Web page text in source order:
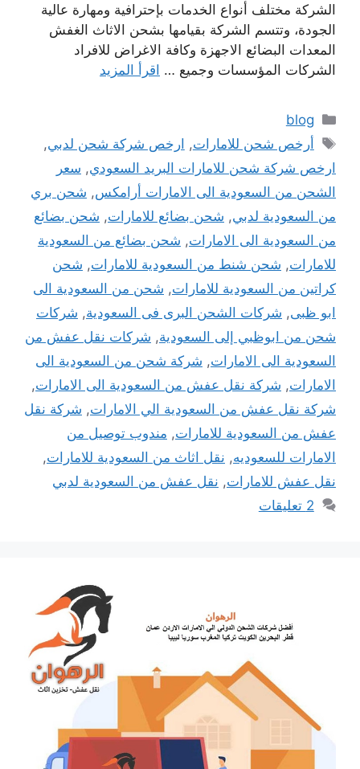
الشركة مختلف أنواع الخدمات بإحترافية ومهارة عالية
الجودة، وتتسم الشركة بقيامها بشحن الاثاث الغفش
المعدات البضائع الاجهزة وكافة الاغراض للافراد
الشركات المؤسسات وجميع … اقرأ المزيد
التصنيفات
blog
الوسوم
أرخص شحن للامارات, ارخص شركة شحن لدبي,
ارخص شركة شحن للامارات البريد السعودي, سعر
الشحن من السعودية الى الامارات أرامكس, شحن بري
من السعودية لدبي, شحن بضائع للامارات, شحن بضائع
من السعودية الى الامارات, شحن بضائع من السعودية
للامارات, شحن شنط من السعودية للامارات, شحن
كراتين من السعودية للامارات, شحن من السعودية الى
ابو ظبى, شركات الشحن البرى فى السعودية, شركات
شحن من ابوظبي إلى السعودية, شركات نقل عفش من
السعودية الى الامارات, شركة شحن من السعودية الى
الامارات, شركة نقل عفش من السعودية الى الامارات,
شركة نقل عفش من السعودية الي الامارات, شركة نقل
عفش من السعودية للامارات, مندوب توصيل من
الامارات للسعوديه, نقل اثاث من السعودية للامارات,
نقل عفش للامارات, نقل عفش من السعودية لدبي
2 تعليقات